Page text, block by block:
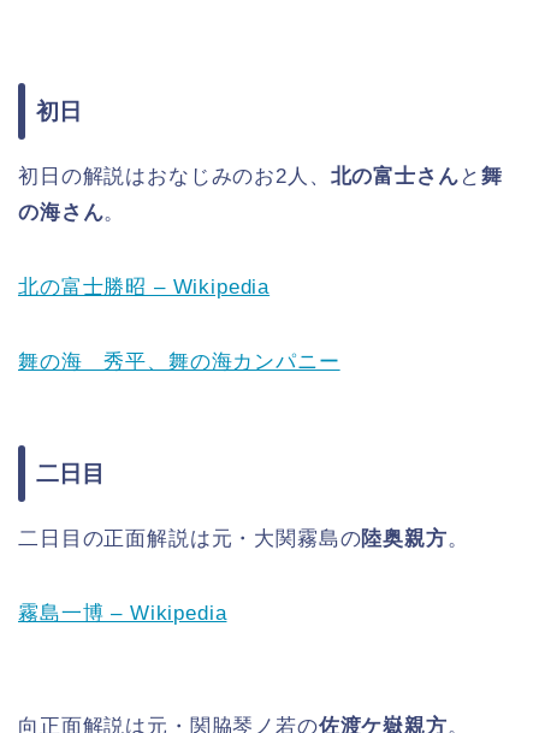
初日
初日の解説はおなじみのお2人、 北の富士さん と 舞
の海さん。
北の富士勝昭 – Wikipedia
舞の海 秀平、舞の海カンパニー
二日目
二日目の正面解説は元・大関霧島の陸奥親方。
霧島一博 – Wikipedia
向正面解説は元・関脇琴ノ若の佐渡ケ嶽親方。